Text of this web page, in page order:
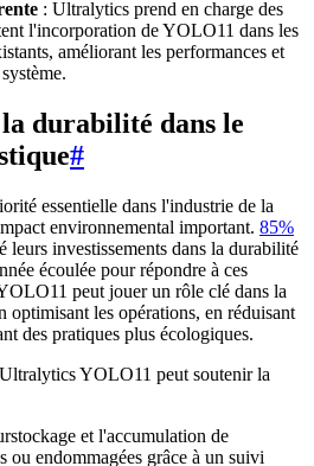
: Ultralytics prend en charge des
l'incorporation de YOLO11 dans les
améliorant les performances et
durabilité dans le
#
essentielle dans l'industrie de la
environnemental important. 85%
leurs investissements dans la durabilité
écoulée pour répondre à ces
peut jouer un rôle clé dans la
optimisant les opérations, en réduisant
des pratiques plus écologiques.
YOLO11 peut soutenir la
et l'accumulation de
ou endommagées grâce à un suivi